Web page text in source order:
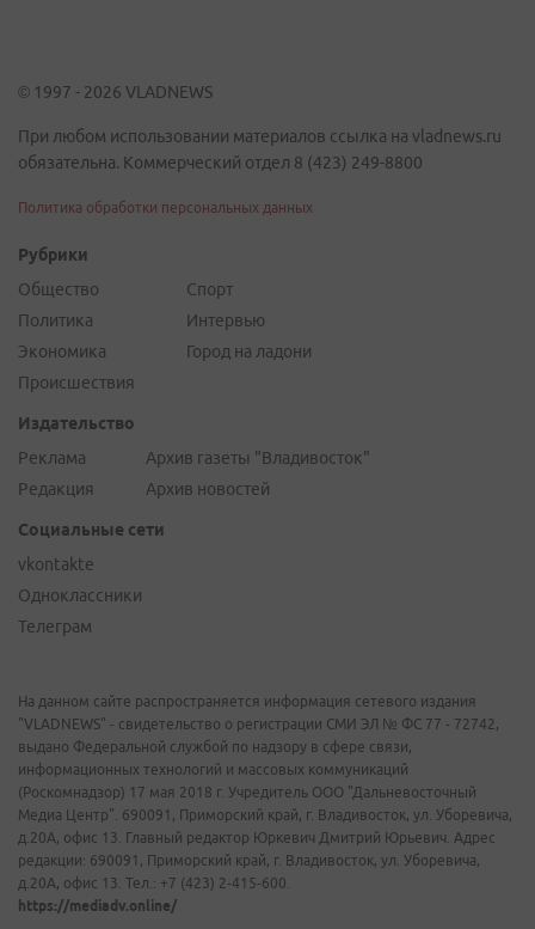
© 1997 - 2026 VLADNEWS
При любом использовании материалов ссылка на vladnews.ru
обязательна. Коммерческий отдел 8 (423) 249-8800
Политика обработки персональных данных
Рубрики
Общество
Политика
Экономика
Происшествия
Спорт
Интервью
Город на ладони
Издательство
Реклама
Редакция
Архив газеты "Владивосток"
Архив новостей
Социальные сети
vkontakte
Одноклассники
Телеграм
На данном сайте распространяется информация сетевого издания
"VLADNEWS" - свидетельство о регистрации СМИ ЭЛ № ФС 77 - 72742,
выдано Федеральной службой по надзору в сфере связи,
информационных технологий и массовых коммуникаций
(Роскомнадзор) 17 мая 2018 г. Учредитель ООО "Дальневосточный
Медиа Центр". 690091, Приморский край, г. Владивосток, ул. Уборевича,
д.20А, офис 13. Главный редактор Юркевич Дмитрий Юрьевич. Адрес
редакции: 690091, Приморский край, г. Владивосток, ул. Уборевича,
д.20А, офис 13. Тел.: +7 (423) 2-415-600.
https://mediadv.online/